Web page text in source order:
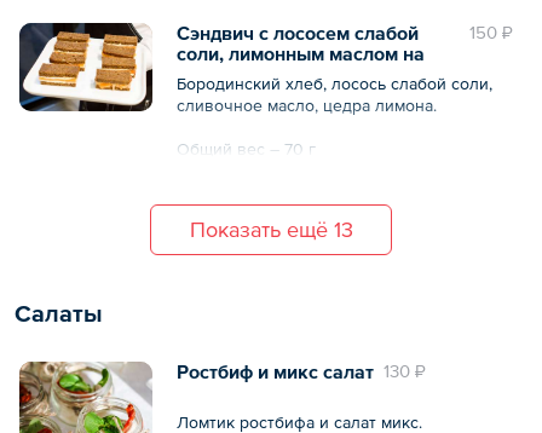
150 ₽
Сэндвич с лососем слабой
соли, лимонным маслом на
бородинском хлебе
Бородинский хлеб, лосось слабой соли,
сливочное масло, цедра лимона.
Общий вес – 70 г
Показать ещё 13
Салаты
130 ₽
Ростбиф и микс салат
Ломтик ростбифа и салат микс.